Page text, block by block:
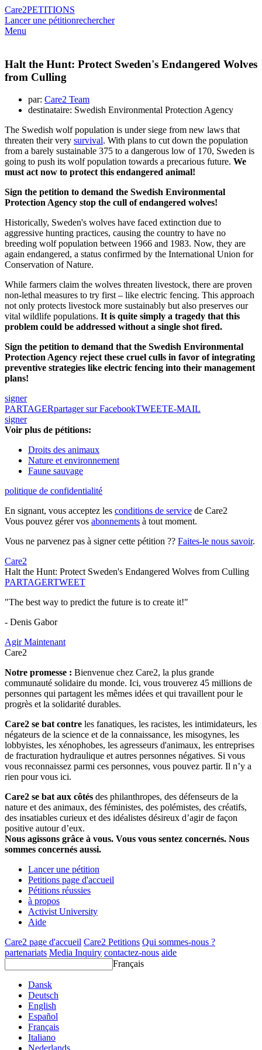
Care2PETITIONS
Lancer une pétitionrechercher
Menu
Halt the Hunt: Protect Sweden's Endangered Wolves
from Culling
par: Care2 Team
destinataire: Swedish Environmental Protection Agency
The Swedish wolf population is under siege from new laws that
threaten their very survival. With plans to cut down the population
from a barely sustainable 375 to a dangerous low of 170, Sweden is
going to push its wolf population towards a precarious future. We
must act now to protect this endangered animal!
Sign the petition to demand the Swedish Environmental
Protection Agency stop the cull of endangered wolves!
Historically, Sweden's wolves have faced extinction due to
aggressive hunting practices, causing the country to have no
breeding wolf population between 1966 and 1983. Now, they are
again endangered, a status confirmed by the International Union for
Conservation of Nature.
While farmers claim the wolves threaten livestock, there are proven
non-lethal measures to try first – like electric fencing. This approach
not only protects livestock more sustainably but also preserves our
vital wildlife populations. It is quite simply a tragedy that this
problem could be addressed without a single shot fired.
Sign the petition to demand that the Swedish Environmental
Protection Agency reject these cruel culls in favor of integrating
preventive strategies like electric fencing into their management
plans!
signer
PARTAGERpartager sur FacebookTWEETE-MAIL
signer
Voir plus de pétitions:
Droits des animaux
Nature et environnement
Faune sauvage
politique de confidentialité
En signant, vous acceptez les conditions de service de Care2
Vous pouvez gérer vos abonnements à tout moment.
Vous ne parvenez pas à signer cette pétition ?? Faites-le nous savoir.
Care2
Halt the Hunt: Protect Sweden's Endangered Wolves from Culling
PARTAGERTWEET
"The best way to predict the future is to create it!"
- Denis Gabor
Agir Maintenant
Care2
Notre promesse : Bienvenue chez Care2, la plus grande
communauté solidaire du monde. Ici, vous trouverez 45 millions de
personnes qui partagent les mêmes idées et qui travaillent pour le
progrès et la solidarité durables.
Care2 se bat contre les fanatiques, les racistes, les intimidateurs, les
négateurs de la science et de la connaissance, les misogynes, les
lobbyistes, les xénophobes, les agresseurs d'animaux, les entreprises
de fracturation hydraulique et autres personnes négatives. Si vous
vous reconnaissez parmi ces personnes, vous pouvez partir. Il n’y a
rien pour vous ici.
Care2 se bat aux côtés des philanthropes, des défenseurs de la
nature et des animaux, des féministes, des polémistes, des créatifs,
des insatiables curieux et des idéalistes désireux d’agir de façon
positive autour d’eux.
Nous agissons grâce à vous. Vous vous sentez concernés. Nous
sommes concernés aussi.
Lancer une pétition
Petitions page d'accueil
Pétitions réussies
à propos
Activist University
Aide
Care2 page d'accueil Care2 Petitions Qui sommes-nous ?
partenariats Media Inquiry contactez-nous aide
Français
Dansk
Deutsch
English
Español
Français
Italiano